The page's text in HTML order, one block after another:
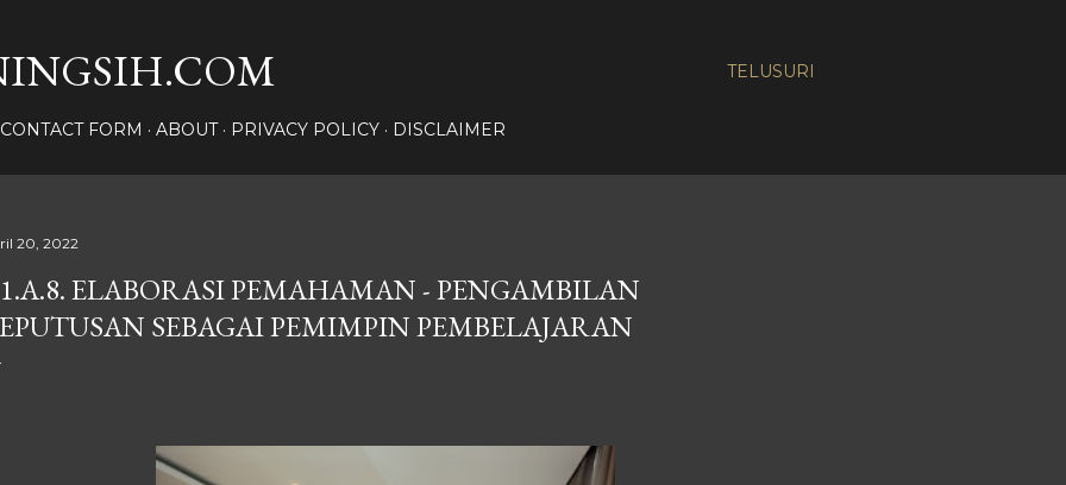
TELUSURI
CONTACT FORM ABOUT PRIVACY POLICY DISCLAIMER
20, 2022
ELABORASI PEMAHAMAN - PENGAMBILAN
SEBAGAI PEMIMPIN PEMBELAJARAN